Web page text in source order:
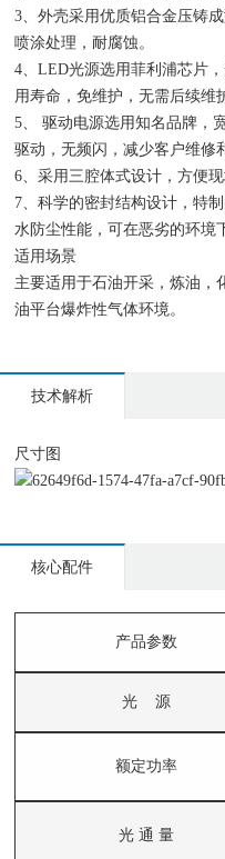
3、外壳采用优质铝合金压铸
喷涂处理，耐腐蚀。
4、LED光源选用菲利浦芯片
用寿命，免维护，无需后续维
5、 驱动电源选用知名品牌，
驱动，无频闪，减少客户维修
6、采用三腔体式设计，方便
7、科学的密封结构设计，特
水防尘性能，可在恶劣的环境
适用场景
主要适用于石油开采，炼油，
油平台爆炸性气体环境。
技术解析
尺寸图
核心配件
产品参数
光 源
额定功率
光 通 量